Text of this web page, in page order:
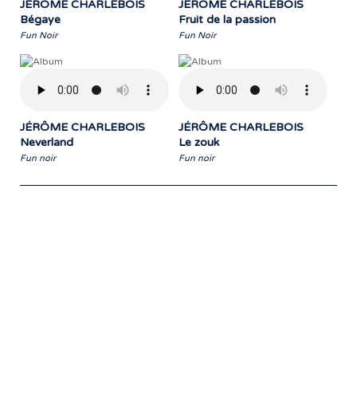
JÉRÔME CHARLEBOIS
Bégaye
Fun Noir
JÉRÔME CHARLEBOIS
Fruit de la passion
Fun Noir
JÉRÔME CHARLEBOIS
Neverland
Fun noir
JÉRÔME CHARLEBOIS
Le zouk
Fun noir